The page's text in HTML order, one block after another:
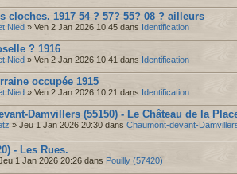
cloches. 1917 54 ? 57? 55? 08 ? ailleurs
Nied » Ven 2 Jan 2026 10:45 dans Identification
? 1916
Nied » Ven 2 Jan 2026 10:41 dans Identification
occupée 1915
Nied » Ven 2 Jan 2026 10:21 dans Identification
Damvillers (55150) - Le Château de la
» Jeu 1 Jan 2026 20:30 dans Chaumont-devant-
- Les Rues.
1 Jan 2026 20:26 dans Pouilly (57420)